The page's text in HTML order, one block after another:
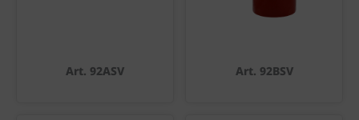
Art. 92ASV Art. 92BSV